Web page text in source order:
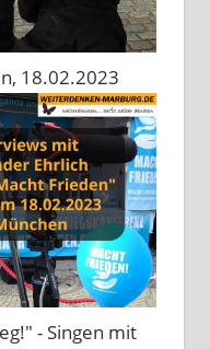
18.02.2023
- Singen mit